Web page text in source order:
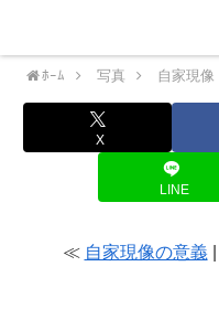
ﾎｰﾑ 写真 自家現像
X
LINE
≪ 自家現像の意義|